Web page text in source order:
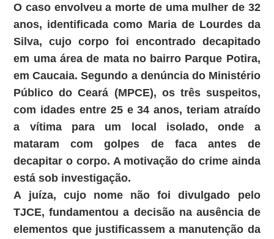
O caso envolveu a morte de uma mulher de 32
anos, identificada como Maria de Lourdes da
Silva, cujo corpo foi encontrado decapitado
em uma área de mata no bairro Parque Potira,
em Caucaia. Segundo a denúncia do Ministério
Público do Ceará (MPCE), os três suspeitos,
com idades entre 25 e 34 anos, teriam atraído
a vítima para um local isolado, onde a
mataram com golpes de faca antes de
decapitar o corpo. A motivação do crime ainda
está sob investigação.
A juíza, cujo nome não foi divulgado pelo
TJCE, fundamentou a decisão na ausência de
elementos que justificassem a manutenção da